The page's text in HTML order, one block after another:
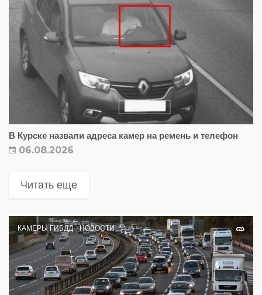
В Курске назвали адреса камер на ремень и телефон
06.08.2026
Читать еще
КАМЕРЫ ГИБДД НОВОСТИ